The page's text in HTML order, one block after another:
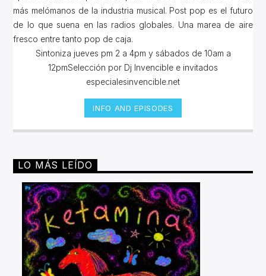
más melómanos de la industria musical. Post pop es el futuro
de lo que suena en las radios globales. Una marea de aire
fresco entre tanto pop de caja.
Sintoniza jueves pm 2 a 4pm y sábados de 10am a
12pmSelección por Dj Invencible e invitados
especialesinvencible.net
INFO AND EPISODES
LO MÁS LEÍDO